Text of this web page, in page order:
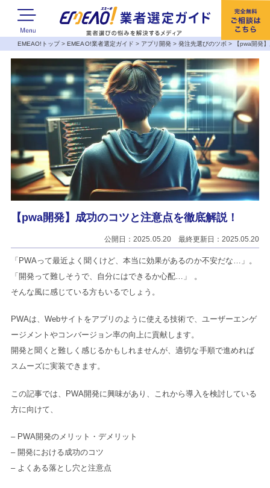
EMEAO!トップ>EMEAO!業者選定ガイド > アプリ開発>発注先選びのツボ > 【pwa開発
【pwa開発】成功のコツと注意点を徹底解説！
公開日：2025.05.20 最終更新日：2025.05.20
「PWAって最近よく聞くけど、本当に効果があるのか不安だな…」。
「開発って難しそうで、自分にはできるか心配…」 。
そんな風に感じている方もいるでしょう。
PWAは、Webサイトをアプリのように使える技術で、ユーザーエンゲ
ージメントやコンバージョン率の向上に貢献します。
開発と聞くと難しく感じるかもしれませんが、適切な手順で進めれば
スムーズに実装できます。
この記事では、PWA開発に興味があり、これから導入を検討している
方に向けて、
– PWA開発のメリット・デメリット
– 開発における成功のコツ
– よくある落とし穴と注意点